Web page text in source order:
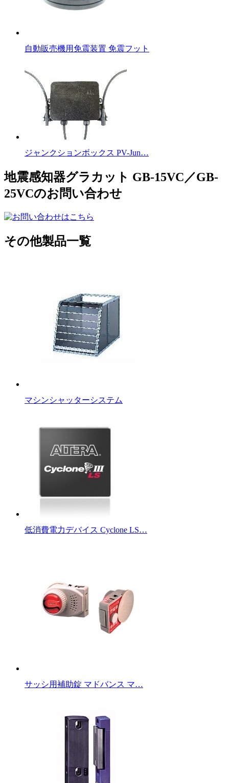
自動販売機用免震装置 免震フット
ジャンクションボックス PV-Jun…
地震感知器グラカット GB-15VC／GB-
25VCのお問い合わせ
その他製品一覧
マシンシャッターシステム
低消費電力デバイス Cyclone LS…
サッシ用補助錠 マドバンス マ…